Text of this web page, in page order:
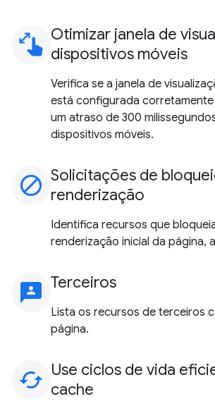
pinch Otimizar janela de
dispositivos móveis
Verifica se a janela de
está configurada
um atraso de 300
dispositivos móveis.
block Solicitações de
renderização
Identifica recursos que
renderização inicial da página,
3p Terceiros
Lista os recursos de terceiros
página.
cached Use ciclos de vida
cache